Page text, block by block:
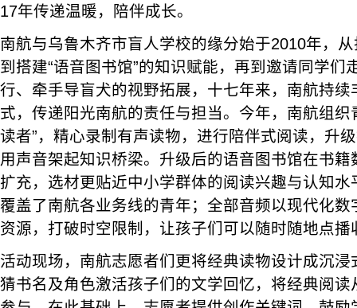
17年传递温暖，陪伴成长。
南航与乌鲁木齐市盲人学校的缘分始于2010年，
到搭建“语音图书馆”的知识赋能，再到邀请同学们
行、牵手导盲犬的视野拓展，十七年来，南航持续
式，传递阳光南航的责任与担当。今年，南航组织
读者”，精心录制有声读物，进行陪伴式阅读，升
用声音架起知识桥梁。升级后的语音图书馆在书
扩充，选材更贴近中小学群体的阅读兴趣与认知
覆盖了南航各业务线的青年；全部音频以现代化
资源，打破时空限制，让孩子们可以随时随地点播
活动现场，南航志愿者们更将经典读物设计成沉
猜书名及角色激活孩子们的文学回忆，将经典阅